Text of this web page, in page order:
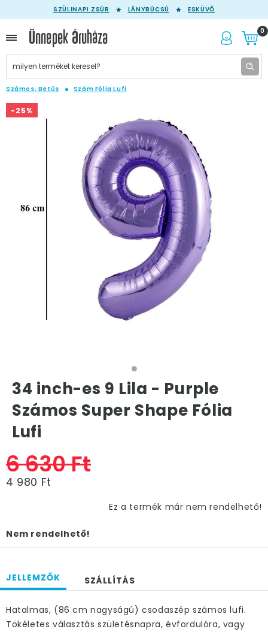
SZÜLINAPI ZSÚR LÁNYBÚCSÚ ESKÜVŐ
0
Számos, Betűs Szám Fólia Lufi
-25%
34 inch-es 9 Lila - Purple
Számos Super Shape Fólia
Lufi
6 630 Ft
4 980 Ft
Ez a termék már nem rendelhető!
Nem rendelhető!
JELLEMZŐK SZÁLLÍTÁS
Hatalmas, (86 cm nagyságú) csodaszép számos lufi.
Tökéletes választás születésnapra, évfordulóra, vagy